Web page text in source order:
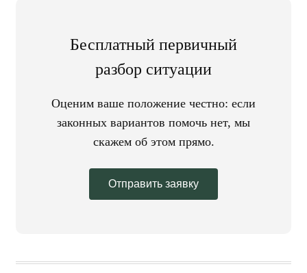
Бесплатный первичный
разбор ситуации
Оценим ваше положение честно: если
законных вариантов помочь нет, мы
скажем об этом прямо.
Отправить заявку